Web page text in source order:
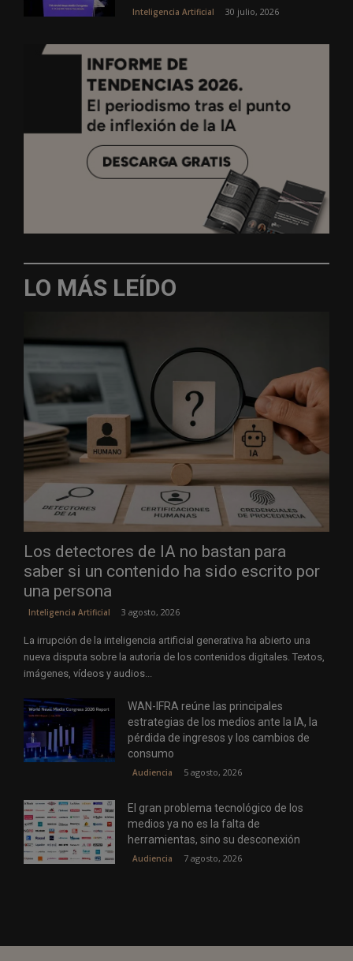
Inteligencia Artificial 30 julio, 2026
LO MÁS LEÍDO
Los detectores de IA no bastan para
saber si un contenido ha sido escrito por
una persona
Inteligencia Artificial 3 agosto, 2026
La irrupción de la inteligencia artificial generativa ha abierto una
nueva disputa sobre la autoría de los contenidos digitales. Textos,
imágenes, vídeos y audios...
WAN-IFRA reúne las principales
estrategias de los medios ante la IA, la
pérdida de ingresos y los cambios de
consumo
Audiencia 5 agosto, 2026
El gran problema tecnológico de los
medios ya no es la falta de
herramientas, sino su desconexión
Audiencia 7 agosto, 2026